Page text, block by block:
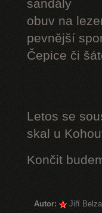
sandály
obuv na
pevnější
Čepice či
Letos se
skal u
Končit
Autor:
Jiří Belza